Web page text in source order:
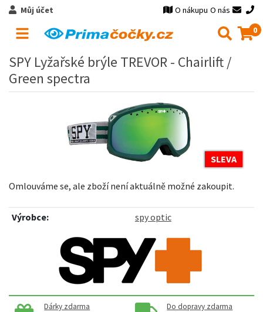
Můj účet O nákupu O nás
0
SPY Lyžařské brýle TREVOR - Chairlift /
Green spectra
SLEVA
Omlouváme se, ale zboží není aktuálně možné zakoupit.
Výrobce: spy optic
Dárky zdarma
Do dopravy zdarma